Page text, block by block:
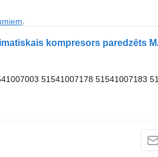
51541007178 51541007183